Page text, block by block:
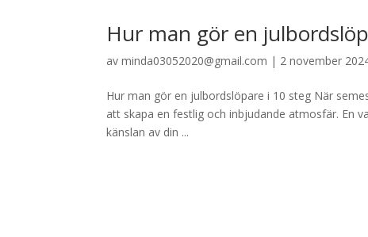
Hur man gör en
avminda03052020@gmail.com | 2 november
Hur man gör en julbordslöpare i 10 steg När
att skapa en festlig och inbjudande atmosfär. En
känslan av din ...